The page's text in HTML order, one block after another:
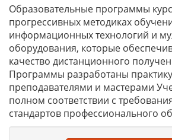
Образовательные программы
прогрессивных методиках
информационных технологий и
оборудования, которые
качество дистанционного
Программы разработаны
преподавателями и мастерами
полном соответствии с
стандартов профессионального